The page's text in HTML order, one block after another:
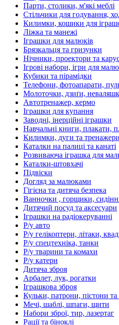
Парти, столики, м'які меблі
Стільчики для годування,
Килимки, кошики для
Ліжка та манежі
Іграшки для малюків
Брязкальця та гризунки
Нічники, проектори та
Ігрові набори, ігри для
Кубики та пірамідки
Телефони, фотоапарати,
Молоточки, дзиґи,
Автотренажер, кермо
Іграшки для купання
Заводні, інерційні іграшки
Навчальні книги, плакати,
Килимки, дуги та
Каталки на палиці та канаті
Розвиваюча іграшка для
Каталки-штовхачі
Підвіски
Догляд за малюками
Гігієна та дитяча безпека
Ванночки , горщики,
Дитячий посуд та аксесуари
Іграшки на радіокеруванні
Р/у авто
Р/у гелікоптери, літаки,
Р/у спецтехніка, танки
Р/у тварини та комахи
Р/у катери
Дитяча зброя
Арбалет, лук, рогатки
Іграшкова зброя
Кульки, патрони, пістони та
Мечі, шаблі, шпаги, щити
Набори зброї, тир, лазертаг
Рації та біноклі